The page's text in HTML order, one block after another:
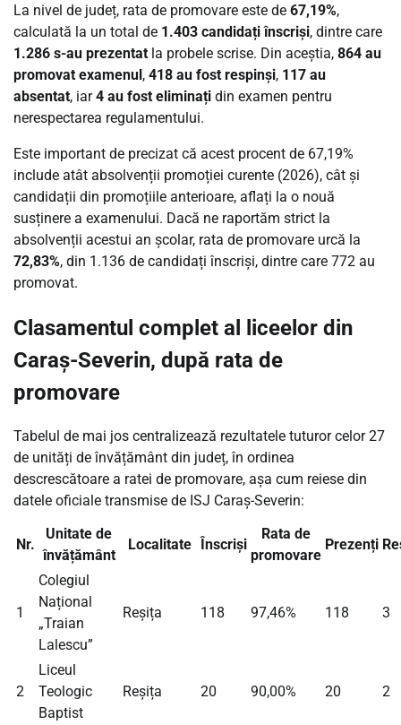
La nivel de județ, rata de promovare este de 67,19%,
calculată la un total de 1.403 candidați înscriși, dintre care
1.286 s-au prezentat la probele scrise. Din aceștia, 864 au
promovat examenul, 418 au fost respinși, 117 au
absentat, iar4 au fost eliminați din examen pentru
nerespectarea regulamentului.
Este important de precizat că acest procent de 67,19%
include atât absolvenții promoției curente (2026), cât și
candidații din promoțiile anterioare, aflați la o nouă
susținere a examenului. Dacă ne raportăm strict la
absolvenții acestui an școlar, rata de promovare urcă la
72,83%, din 1.136 de candidați înscriși, dintre care 772 au
promovat.
Clasamentul complet al liceelor din
Caraș-Severin, după rata de
promovare
Tabelul de mai jos centralizează rezultatele tuturor celor 27
de unități de învățământ din județ, în ordinea
descrescătoare a ratei de promovare, așa cum reiese din
datele oficiale transmise de ISJ Caraș-Severin:
Nr.
Unitate de
învățământ
Localitate Înscriși
Rata de
promovare
Prezenți
1
Colegiul
Național
„Traian
Lalescu”
Reșița 118 97,46% 118 3
2
Liceul
Teologic
Baptist
Reșița 20 90,00% 20 2